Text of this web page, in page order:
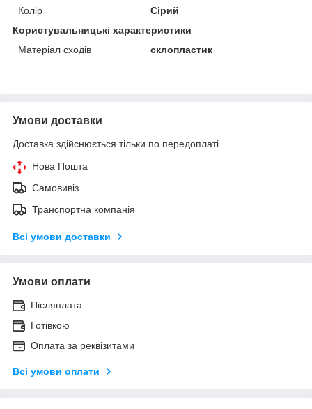
Колір
Сірий
Користувальницькі характеристики
Матеріал сходів
склопластик
Умови доставки
Доставка здійснюється тільки по передоплаті.
Нова Пошта
Самовивіз
Транспортна компанія
Всі умови доставки
Умови оплати
Післяплата
Готівкою
Оплата за реквізитами
Всі умови оплати